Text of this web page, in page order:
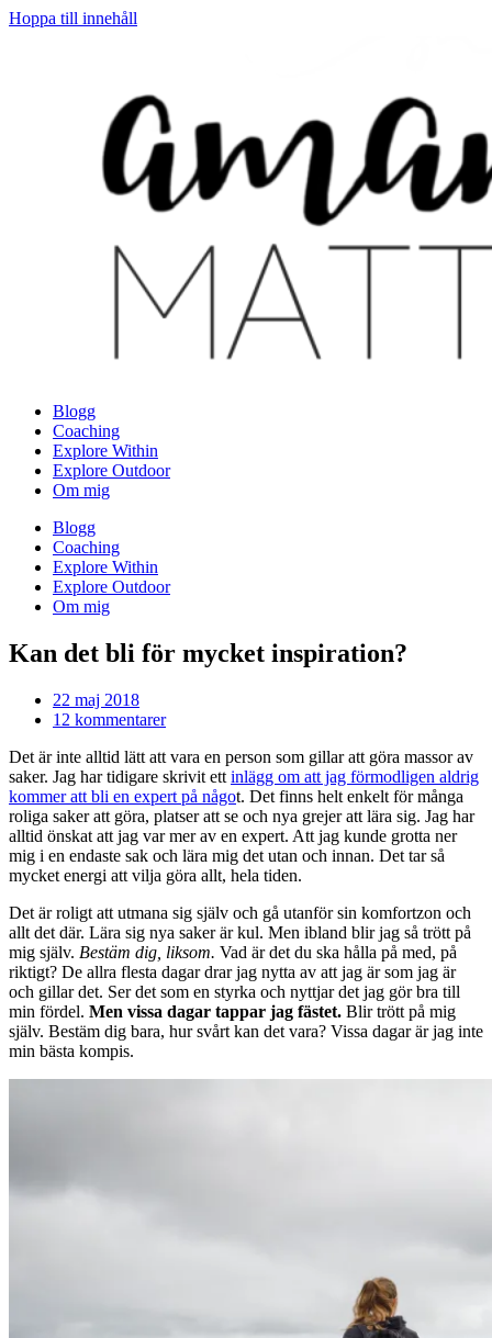
Hoppa till innehåll
Blogg
Coaching
Explore Within
Explore Outdoor
Om mig
Blogg
Coaching
Explore Within
Explore Outdoor
Om mig
Kan det bli för mycket inspiration?
22 maj 2018
12 kommentarer
Det är inte alltid lätt att vara en person som gillar att göra massor av
saker. Jag har tidigare skrivit ett inlägg om att jag förmodligen aldrig
kommer att bli en expert på något. Det finns helt enkelt för många
roliga saker att göra, platser att se och nya grejer att lära sig. Jag har
alltid önskat att jag var mer av en expert. Att jag kunde grotta ner
mig i en endaste sak och lära mig det utan och innan. Det tar så
mycket energi att vilja göra allt, hela tiden.
Det är roligt att utmana sig själv och gå utanför sin komfortzon och
allt det där. Lära sig nya saker är kul. Men ibland blir jag så trött på
mig själv. Bestäm dig, liksom. Vad är det du ska hålla på med, på
riktigt? De allra flesta dagar drar jag nytta av att jag är som jag är
och gillar det. Ser det som en styrka och nyttjar det jag gör bra till
min fördel. Men vissa dagar tappar jag fästet. Blir trött på mig
själv. Bestäm dig bara, hur svårt kan det vara? Vissa dagar är jag inte
min bästa kompis.